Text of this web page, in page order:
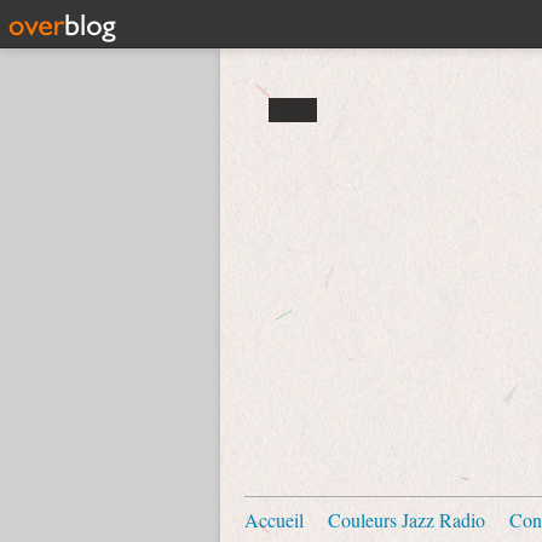
Accueil Couleurs Jazz Radio